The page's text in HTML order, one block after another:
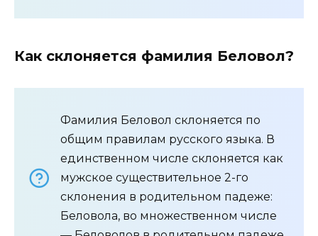
Как склоняется фамилия Беловол?
Фамилия Беловол склоняется по
общим правилам русского языка. В
единственном числе склоняется как
мужское существительное 2-го
склонения в родительном падеже:
Беловола, во множественном числе